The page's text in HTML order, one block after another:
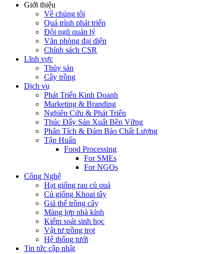
Giới thiệu
Về chúng tôi
Quá trình phát triển
Đội ngũ quản lý
Văn phòng đại diện
Chính sách CSR
Lĩnh vực
Thủy sản
Cây trồng
Dịch vụ
Phát Triển Kinh Doanh
Marketing & Branding
Nghiên Cứu & Phát Triển
Thúc Đẩy Sản Xuất Bền Vững
Phân Tích & Đảm Bảo Chất Lượng
Tập Huấn
Food Processing
For SMEs
For NGOs
Công Nghệ
Hạt giống rau củ quả
Củ giống Khoai tây
Giá thể trồng cây
Màng lợp nhà kính
Kiểm soát sinh học
Vật tư trồng trọt
Hệ thống tưới
Tin tức cập nhật